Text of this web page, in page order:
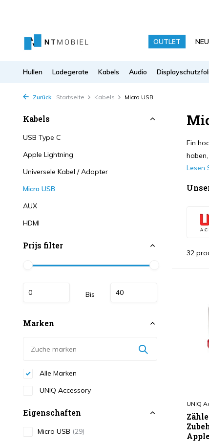
OUTLET NEU
Hullen Ladegerate Kabels Audio
Zurück Startseite Kabels Micro USB
Kabels
USB Type C
Apple Lightning
Universele Kabel / Adapter
Micro USB
AUX
HDMI
Prijs filter
Bis
Marken
Alle Marken
UNIQ Accessory
Eigenschaften
Micro USB (29)
Ein
Lesen
32
UNIQ